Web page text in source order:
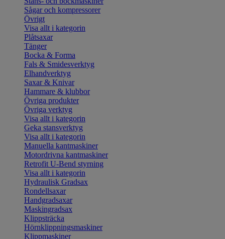
Sågar och kompressorer
Övrigt
Visa allt i kategorin
Plåtsaxar
Tänger
Bocka & Forma
Fals & Smidesverktyg
Elhandverktyg
Saxar & Knivar
Hammare & klubbor
Övriga produkter
Övriga verktyg
Visa allt i kategorin
Geka stansverktyg
Visa allt i kategorin
Manuella kantmaskiner
Motordrivna kantmaskiner
Retrofit U-Bend styrning
Visa allt i kategorin
Hydraulisk Gradsax
Rondellsaxar
Handgradsaxar
Maskingradsax
Klippsträcka
Hörnklippningsmaskiner
Klippmaskiner